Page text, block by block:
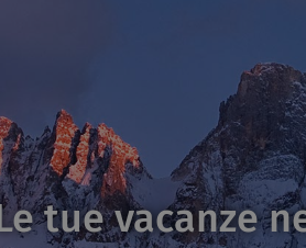
tue vacanze